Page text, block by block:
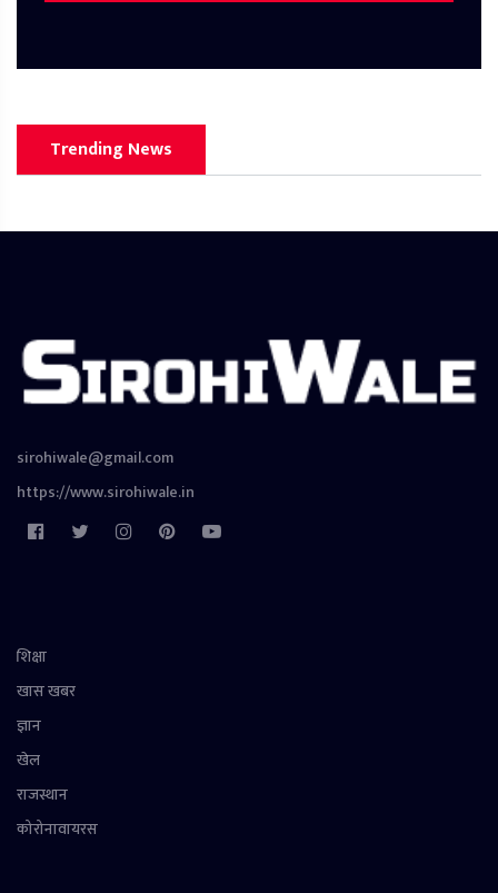
Trending News
sirohiwale@gmail.com
https://www.sirohiwale.in
शिक्षा
खास खबर
ज्ञान
खेल
राजस्थान
कोरोनावायरस